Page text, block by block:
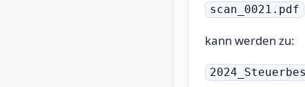
scan_0021.pdf
kann werden zu: